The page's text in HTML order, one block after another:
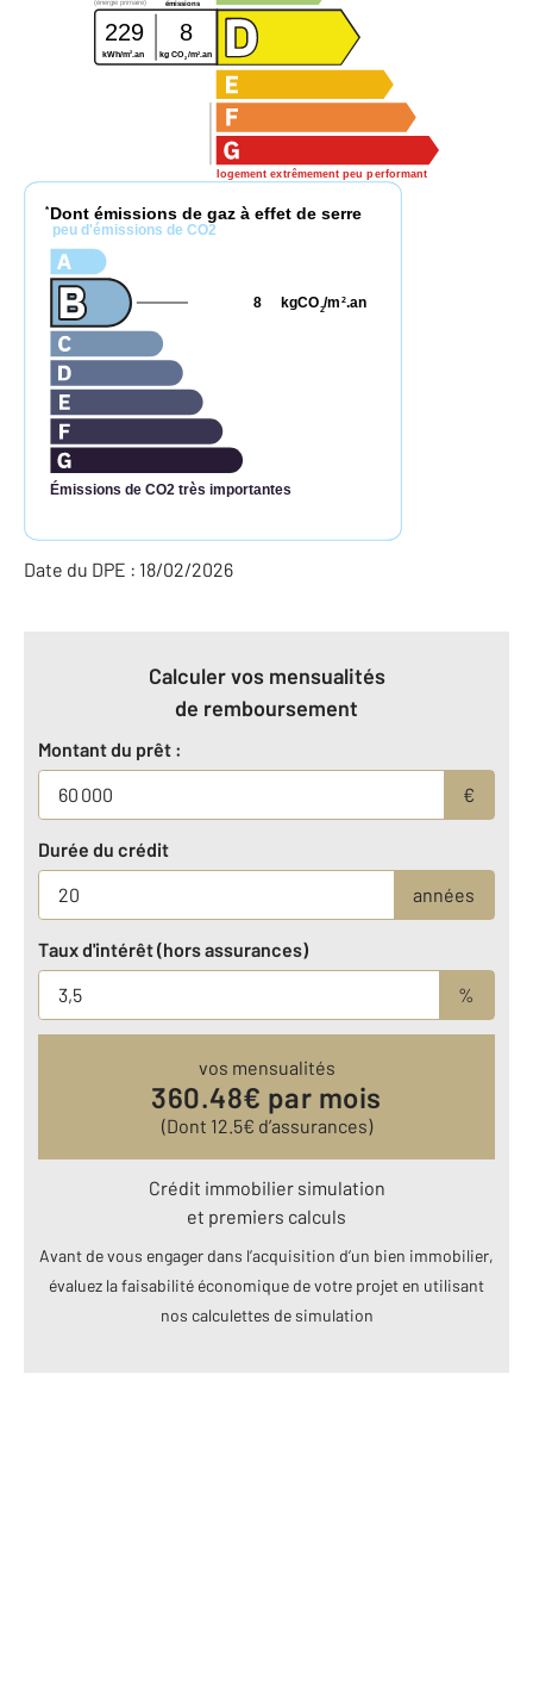
logement extrêmement peu performant
émissions
(énergie primaire)
229 8
kWh/m2.an kg CO2 /m2 .an
* Dont émissions de gaz à effet de serre
peu d'émissions de CO2
Émissions de CO2 très importantes
kgCO2/m 2.an
8
Date du DPE : 18/02/2026
Calculer vos mensualités
de remboursement
Montant du prêt :
€
Durée du crédit
années
Taux d'intérêt (hors assurances)
%
vos mensualités
360.48€ par mois
(Dont 12.5€ d’assurances)
Crédit immobilier simulation
et premiers calculs
Avant de vous engager dans l’acquisition d’un bien immobilier,
évaluez la faisabilité économique de votre projet en utilisant
nos calculettes de simulation